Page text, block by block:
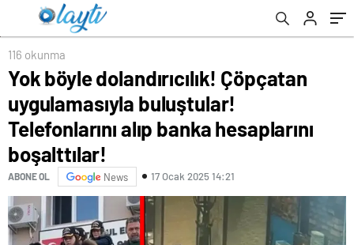
banka hesaplarını boşalttılar!
116 okunma
Yok böyle dolandırıcılık! Çöpçatan
uygulamasıyla buluştular!
Telefonlarını alıp banka hesaplarını
boşalttılar!
ABONE OL News 17 Ocak 2025 14:21
savaşını kaybetti